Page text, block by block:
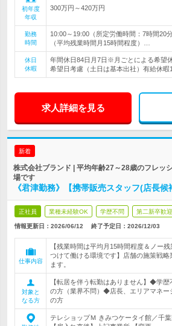
初年度
年収
300万円～420万円
勤務
時間
10:00～19:00（所定労働時間：7時間20
（平均残業時間月15時間程度）…
休日
休暇
年間休日84日月7日※月ごとによる希望
希望日考慮（土日は基本出社）有給休暇
求人詳細を見る
新着
株式会社ブランド | 平均年齢27～28歳のフレッ
場です
《君津勤務》【携帯販売スタッフ(店長
正社員 業種未経験OK 学歴不問 第二新卒歓迎
情報更新日：2026/06/12 終了予定日： 2026/12/03
仕事内容
【残業時間は平均月15時間程度＆ノー
つけて働ける環境です】店舗の施策戦略
ます。
対象と
なる方
【転居を伴う転勤はありません】◆学
の方（業界不問）◆店長、エリアマネー
の方
テレショップＭ きみつケータイ館／千